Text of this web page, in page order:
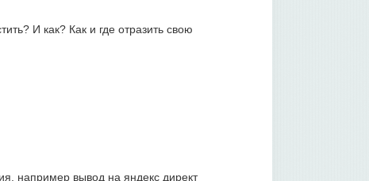
И как? Как и где отразить свою
например вывод на яндекс директ